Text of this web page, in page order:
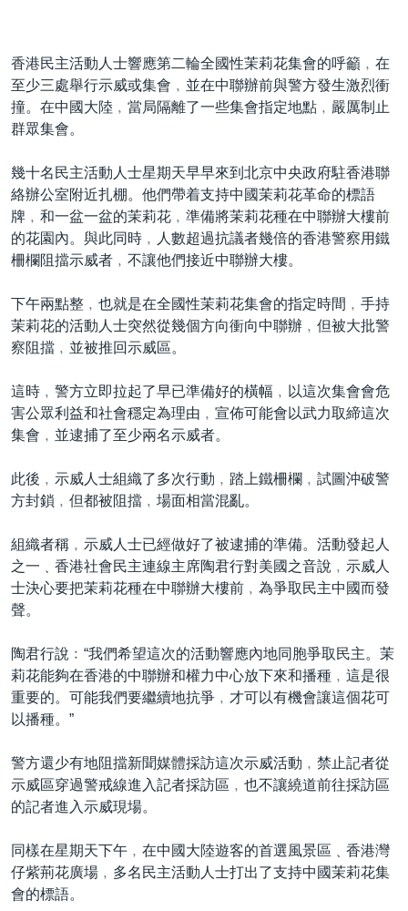
VOA 60秒 (國際)
美國專訊
視頻存檔
YOUTUBE頻道
時事經緯
新聞音頻
海外港人
港人港心
美國透視
建國史話
廣播節目表
國語
關注我們
其他語言網站
香港民主活動人士響應第二輪全國性茉莉花集會的呼籲﹐在
至少三處舉行示威或集會﹐並在中聯辦前與警方發生激烈衝
撞。在中國大陸﹐當局隔離了一些集會指定地點﹐嚴厲制止
群眾集會。
幾十名民主活動人士星期天早早來到北京中央政府駐香港聯
絡辦公室附近扎棚。他們帶着支持中國茉莉花革命的標語
牌﹐和一盆一盆的茉莉花﹐準備將茉莉花種在中聯辦大樓前
的花園內。與此同時﹐人數超過抗議者幾倍的香港警察用鐵
柵欄阻擋示威者﹐不讓他們接近中聯辦大樓。
下午兩點整﹐也就是在全國性茉莉花集會的指定時間﹐手持
茉莉花的活動人士突然從幾個方向衝向中聯辦﹐但被大批警
察阻擋﹐並被推回示威區。
這時﹐警方立即拉起了早已準備好的橫幅﹐以這次集會會危
害公眾利益和社會穩定為理由﹐宣佈可能會以武力取締這次
集會﹐並逮捕了至少兩名示威者。
此後﹐示威人士組織了多次行動﹐踏上鐵柵欄﹐試圖沖破警
方封鎖﹐但都被阻擋﹐場面相當混亂。
組織者稱﹐示威人士已經做好了被逮捕的準備。活動發起人
之一﹑香港社會民主連線主席陶君行對美國之音說﹐示威人
士決心要把茉莉花種在中聯辦大樓前﹐為爭取民主中國而發
聲。
陶君行說﹕“我們希望這次的活動響應內地同胞爭取民主。茉
莉花能夠在香港的中聯辦和權力中心放下來和播種﹐這是很
重要的。可能我們要繼續地抗爭﹐才可以有機會讓這個花可
以播種。”
警方還少有地阻擋新聞媒體採訪這次示威活動﹐禁止記者從
示威區穿過警戒線進入記者採訪區﹐也不讓繞道前往採訪區
的記者進入示威現場。
同樣在星期天下午﹐在中國大陸遊客的首選風景區﹑香港灣
仔紫荊花廣場﹐多名民主活動人士打出了支持中國茉莉花集
會的標語。